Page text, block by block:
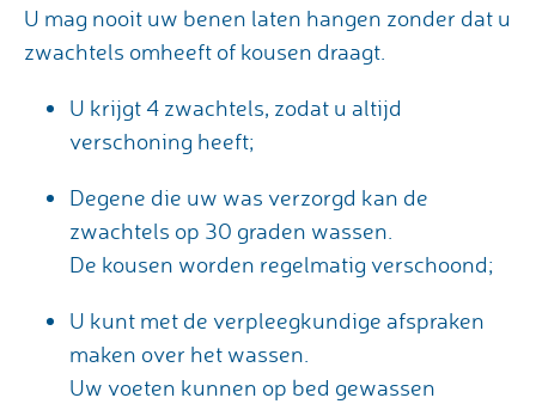
U mag nooit uw benen laten hangen zonder dat u
zwachtels omheeft of kousen draagt.
U krijgt 4 zwachtels, zodat u altijd
verschoning heeft;
Degene die uw was verzorgd kan de
zwachtels op 30 graden wassen.
De kousen worden regelmatig verschoond;
U kunt met de verpleegkundige afspraken
maken over het wassen.
Uw voeten kunnen op bed gewassen